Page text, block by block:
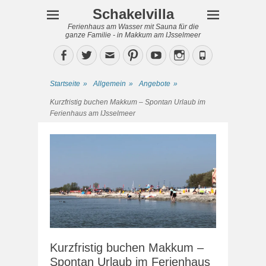
Schakelvilla
Ferienhaus am Wasser mit Sauna für die
ganze Familie - in Makkum am IJsselmeer
Facebook
TwitterEmailPinterestYouTubeInstagram
Phone
Startseite » Allgemein » Angebote »
Kurzfristig buchen Makkum – Spontan Urlaub im
Ferienhaus am IJsselmeer
Kurzfristig buchen Makkum –
Spontan Urlaub im Ferienhaus